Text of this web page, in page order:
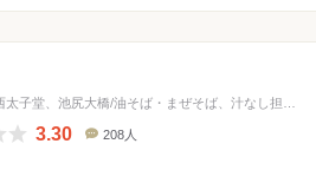
3.30 208人